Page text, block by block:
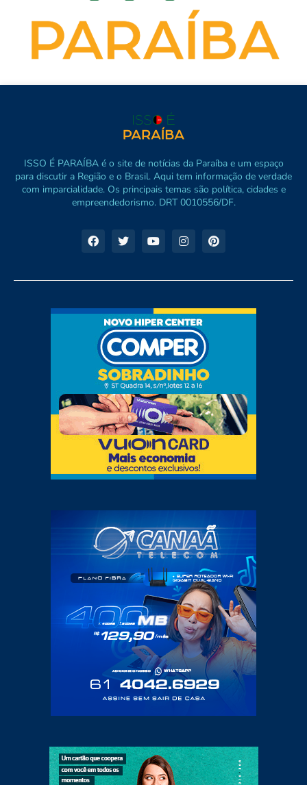
ISSO É PARAÍBA é o site de notícias da Paraíba e um espaço
para discutir a Região e o Brasil. Aqui tem informação de verdade
com imparcialidade. Os principais temas são política, cidades e
empreendedorismo. DRT 0010556/DF.